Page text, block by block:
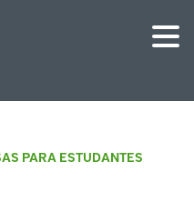
PARA ESTUDANTES